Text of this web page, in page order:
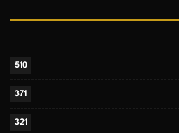
510
371
321